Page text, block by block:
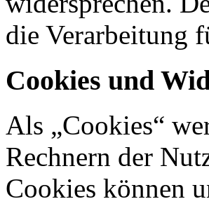
die Verarbeitung
Cookies und
Als „Cookies“
Rechnern der
Cookies können